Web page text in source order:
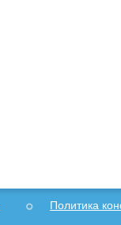
Политика